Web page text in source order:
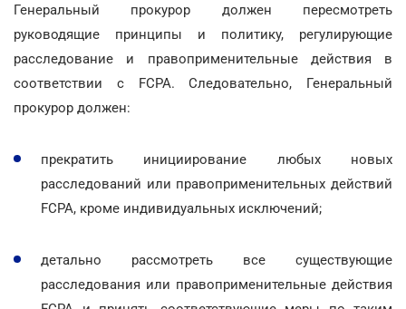
Генеральный прокурор должен пересмотреть
руководящие принципы и политику, регулирующие
расследование и правоприменительные действия в
соответствии с FCPA. Следовательно, Генеральный
прокурор должен:
прекратить инициирование любых новых
расследований или правоприменительных действий
FCPA, кроме индивидуальных исключений;
детально рассмотреть все существующие
расследования или правоприменительные действия